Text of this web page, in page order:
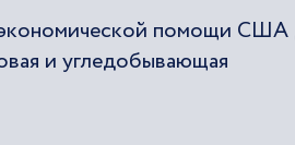
экономической помощи США
и угледобывающая